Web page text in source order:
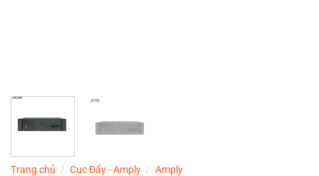
Trang chủ / Cục Đẩy - Amply / Amply